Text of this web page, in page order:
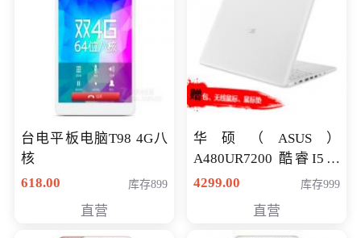
台电平板电脑T98 4G八
核
618.00
库存899
直营
华硕（ASUS）
A480UR7200 酷睿I5超
薄学生办公游戏独显笔
NV930-2G独
4299.00 库存999
直营